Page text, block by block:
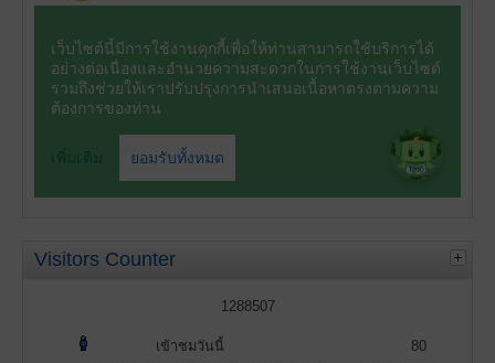
Visitors Counter
1288507
เข้าชมวันนี้ 80